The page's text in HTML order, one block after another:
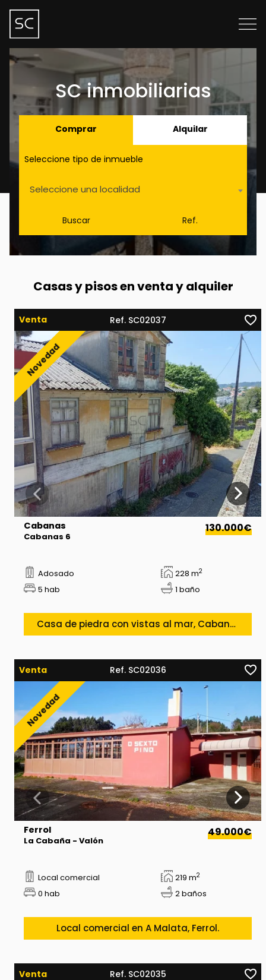
SC inmobiliarias
Comprar Alquilar
Seleccione tipo de inmueble
Seleccione una localidad
Buscar Ref.
Casas y pisos en venta y alquiler
Venta Ref. SC02037
Cabanas
Cabanas 6
130.000€
Adosado 228 m2
5 hab 1 baño
Casa de piedra con vistas al mar, Cabanas
Venta Ref. SC02036
Ferrol
La Cabaña - Valón
49.000€
Local comercial 219 m2
0 hab 2 baños
Local comercial en A Malata, Ferrol.
Venta Ref. SC02035